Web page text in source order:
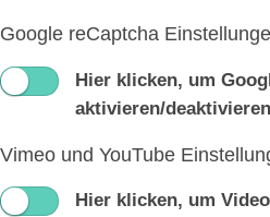
Google reCaptcha
Hier klicken, um
aktivieren/
Vimeo und YouTube
Hier klicken, um